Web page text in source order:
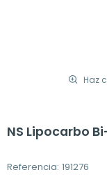
Haz
NS Lipocarbo
Referencia: 191276